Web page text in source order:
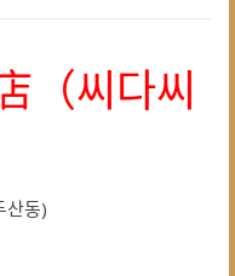
（씨다씨
산동)